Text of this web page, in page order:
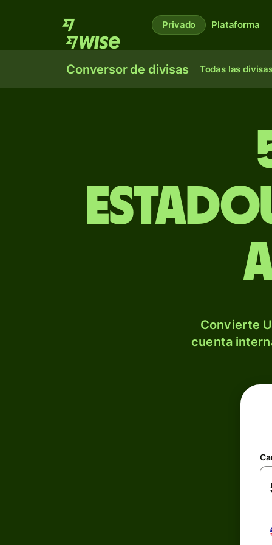
Privado Plataforma
Conversor de divisas Todas las
Convierte
cuenta